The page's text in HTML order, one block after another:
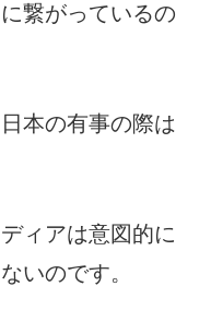
繋がっているの
本の有事の際は
ィアは意図的に
いのです。